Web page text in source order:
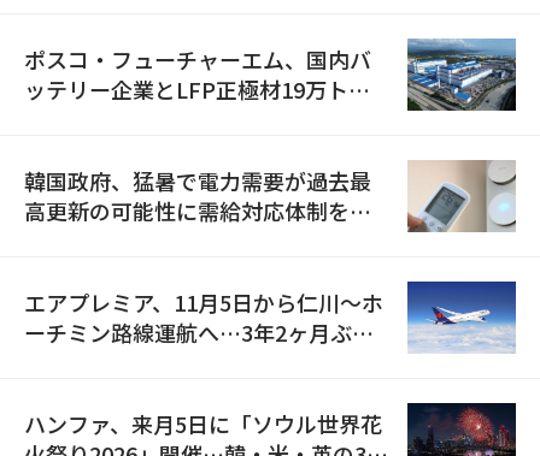
ポスコ・フューチャーエム、国内バ
ッテリー企業とLFP正極材19万トン
韓国政府、猛暑で電力需要が過去最
高更新の可能性に需給対応体制を点
エアプレミア、11月5日から仁川〜ホ
ーチミン路線運航へ…3年2ヶ月ぶり
ハンファ、来月5日に「ソウル世界花